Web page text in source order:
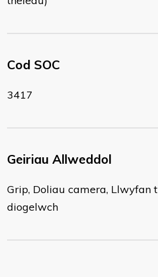
Cod SOC
3417
Geiriau Allweddol
Grip, Doliau camera, Llwyfan
diogelwch